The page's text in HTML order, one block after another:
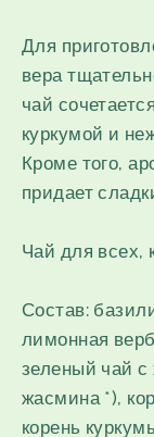
Для
вера
чай
куркумой и
Кроме того,
придает
Чай для всех,
Состав:
лимонная
зеленый чай
жасмина *),
корень